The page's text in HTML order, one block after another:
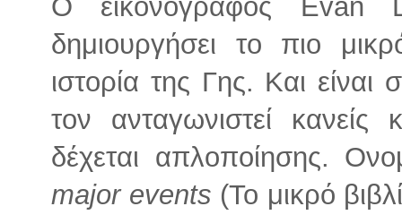
Ο εικονογράφος Evan
δημιουργήσει το πιο
ιστορία της Γης. Και είναι
τον ανταγωνιστεί
δέχεται απλοποίησης.
major events (Το μικρό